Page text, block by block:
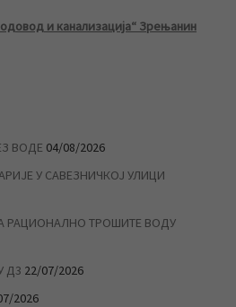
и канализација“ Зрењанин
ВОДЕ 04/08/2026
У САВЕЗНИЧКОЈ УЛИЦИ
РАЦИОНАЛНО ТРОШИТЕ ВОДУ
Д3 22/07/2026
2026